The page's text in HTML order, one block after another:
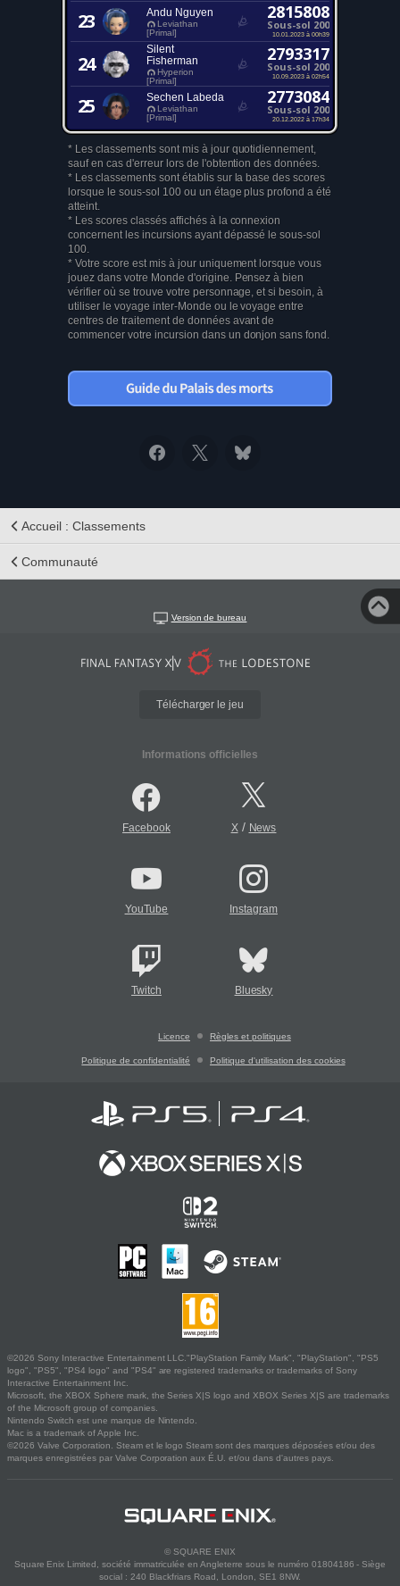
23 Andu Nguyen
Leviathan
[Primal]
2815808
Sous-sol 200
10.01.2023 à 00h39
24
Silent
Fisherman
Hyperion
[Primal]
2793317
Sous-sol 200
10.09.2023 à 02h54
25 Sechen Labeda
Leviathan
[Primal]
2773084
Sous-sol 200
20.12.2022 à 17h34
* Les classements sont mis à jour quotidiennement,
sauf en cas d'erreur lors de l'obtention des données.
* Les classements sont établis sur la base des scores
lorsque le sous-sol 100 ou un étage plus profond a été
atteint.
* Les scores classés affichés à la connexion
concernent les incursions ayant dépassé le sous-sol
100.
* Votre score est mis à jour uniquement lorsque vous
jouez dans votre Monde d'origine. Pensez à bien
vérifier où se trouve votre personnage, et si besoin, à
utiliser le voyage inter-Monde ou le voyage entre
centres de traitement de données avant de
commencer votre incursion dans un donjon sans fond.
Accueil : Classements
Communauté
Version de bureau
Télécharger le jeu
Informations officielles
Facebook X/ News
YouTube Instagram
Twitch Bluesky
Licence Règles et politiques
Politique de confidentialité Politique d'utilisation des cookies
©2026 Sony Interactive Entertainment LLC."PlayStation Family Mark", "PlayStation", "PS5
logo", "PS5", "PS4 logo" and "PS4" are registered trademarks or trademarks of Sony
Interactive Entertainment Inc.
Microsoft, the XBOX Sphere mark, the Series X|S logo and XBOX Series X|S are trademarks
of the Microsoft group of companies.
Nintendo Switch est une marque de Nintendo.
Mac is a trademark of Apple Inc.
©2026 Valve Corporation. Steam et le logo Steam sont des marques déposées et/ou des
marques enregistrées par Valve Corporation aux É.U. et/ou dans d'autres pays.
© SQUARE ENIX
Square Enix Limited, société immatriculée en Angleterre sous le numéro 01804186 - Siège
social : 240 Blackfriars Road, London, SE1 8NW.